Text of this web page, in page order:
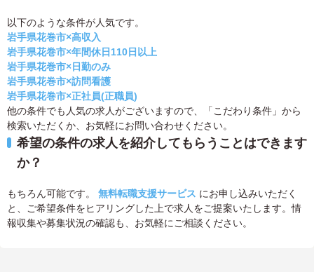
以下のような条件が人気です。
岩手県花巻市×高収入
岩手県花巻市×年間休日110日以上
岩手県花巻市×日勤のみ
岩手県花巻市×訪問看護
岩手県花巻市×正社員(正職員)
他の条件でも人気の求人がございますので、「こだわり条件」から
検索いただくか、お気軽にお問い合わせください。
希望の条件の求人を紹介してもらうことはできます
か？
もちろん可能です。 無料転職支援サービス にお申し込みいただく
と、ご希望条件をヒアリングした上で求人をご提案いたします。情
報収集や募集状況の確認も、お気軽にご相談ください。